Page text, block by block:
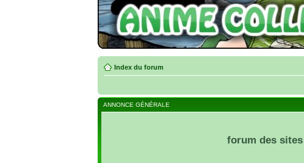
Index du forum
ANNONCE GÉNÉRALE
forum des sites